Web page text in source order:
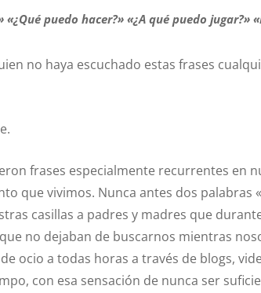
puedo hacer?» «¿A qué puedo jugar?»
no haya escuchado estas frases
frases especialmente recurrentes en
que vivimos. Nunca antes dos palabras
casillas a padres y madres que
no dejaban de buscarnos mientras
ocio a todas horas a través de blogs,
con esa sensación de nunca ser